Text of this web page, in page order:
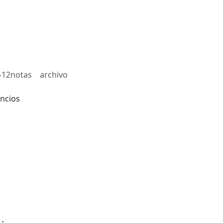
12notas archivo